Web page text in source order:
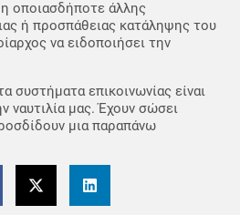
οποιασδήποτε άλλης
ή προσπάθειας κατάληψης του
να ειδοποιήσει την
συστήματα επικοινωνίας είναι
ναυτιλία μας. Έχουν σώσει
μια παραπάνω